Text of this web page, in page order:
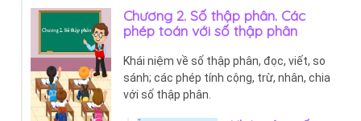
Chương 2. Số thập phân. Các
phép toán với số thập phân
Khái niệm về số thập phân, đọc, viết, so
sánh; các phép tính cộng, trừ, nhân, chia
với số thập phân.